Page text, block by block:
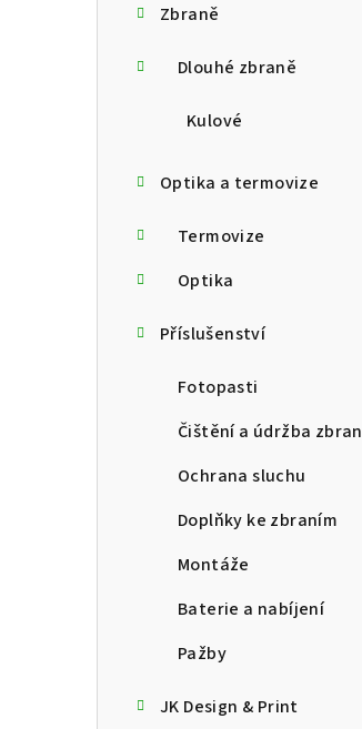
Zbraně
Dlouhé zbraně
Kulové
Optika a termovize
Termovize
Optika
Příslušenství
Fotopasti
Čištění a údržba
Ochrana sluchu
Doplňky ke zbraním
Montáže
Baterie a nabíjení
Pažby
JK Design & Print